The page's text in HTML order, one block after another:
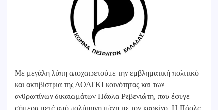
Με μεγάλη λύπη αποχαιρετούμε την εμβληματική πολιτικό
και ακτιβίστρια της ΛΟΑΤΚΙ κοινότητας και των
ανθρωπίνων δικαιωμάτων Πάολα Ρεβενιώτη, που έφυγε
σήμερα μετά από πολύμηνη μάχη με τον καρκίνο. Η Πάολα